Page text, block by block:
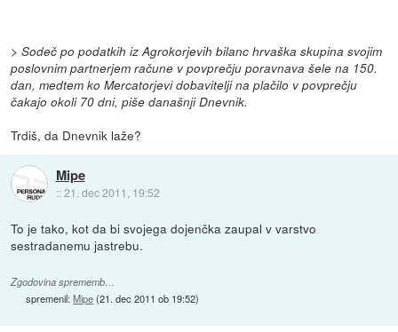
>Sodeč po podatkih iz Agrokorjevih bilanc hrvaška skupina svojim
poslovnim partnerjem račune v povprečju poravnava šele na 150.
dan, medtem ko Mercatorjevi dobavitelji na plačilo v povprečju
čakajo okoli 70 dni, piše današnji Dnevnik.
Trdiš, da Dnevnik laže?
Mipe
::21. dec 2011, 19:52
To je tako, kot da bi svojega dojenčka zaupal v varstvo
sestradanemu jastrebu.
Zgodovina sprememb…
spremenil:Mipe(21. dec 2011 ob 19:52)